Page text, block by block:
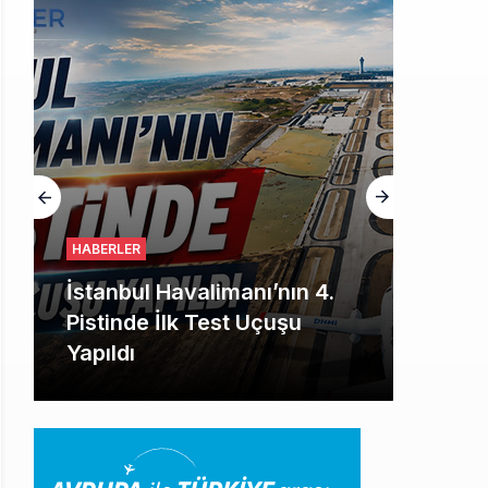
HABERLER
İstanbul Havalimanı’nın 4.
Pistinde İlk Test Uçuşu
Yapıldı